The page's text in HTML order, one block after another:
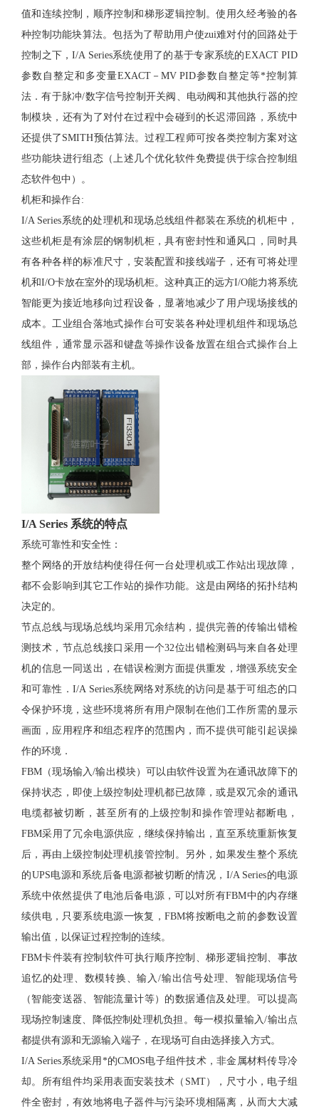
值和连续控制，顺序控制和梯形逻辑控制。使用久经考验的各
种控制功能块算法。包括为了帮助用户使zui难对付的回路处于
控制之下，I/A Series系统使用了的基于专家系统的EXACT PID
参数自整定和多变量EXACT－MV PID参数自整定等*控制算
法．有于脉冲/数字信号控制开关阀、电动阀和其他执行器的控
制模块，还有为了对付在过程中会碰到的长迟滞回路，系统中
还提供了SMITH预估算法。过程工程师可按各类控制方案对这
些功能块进行组态（上述几个优化软件免费提供于综合控制组
态软件包中）。
机柜和操作台:
I/A Series系统的处理机和现场总线组件都装在系统的机柜中，
这些机柜是有涂层的钢制机柜，具有密封性和通风口，同时具
有各种各样的标准尺寸，安装配置和接线端子，还有可将处理
机和I/O卡放在室外的现场机柜。这种真正的远方I/O能力将系统
智能更为接近地移向过程设备，显著地减少了用户现场接线的
成本。工业组合落地式操作台可安装各种处理机组件和现场总
线组件，通常显示器和键盘等操作设备放置在组合式操作台上
部，操作台内部装有主机。
I/A Series 系统的特点
系统可靠性和安全性 ：
整个网络的开放结构使得任何一台处理机或工作站出现故障，
都不会影响到其它工作站的操作功能。这是由网络的拓扑结构
决定的。
节点总线与现场总线均采用冗余结构，提供完善的传输出错检
测技术，节点总线接口采用一个32位出错检测码与来自各处理
机的信息一同送出，在错误检测方面提供重发，增强系统安全
和可靠性．I/A Series系统网络对系统的访问是基于可组态的口
令保护环境，这些环境将所有用户限制在他们工作所需的显示
画面，应用程序和组态程序的范围内，而不提供可能引起误操
作的环境．
FBM（现场输入/输出模块）可以由软件设置为在通讯故障下的
保持状态，即使上级控制处理机都已故障，或是双冗余的通讯
电缆都被切断，甚至所有的上级控制和操作管理站都断电，
FBM采用了冗余电源供应，继续保持输出，直至系统重新恢复
后，再由上级控制处理机接管控制。另外，如果发生整个系统
的UPS电源和系统后备电源都被切断的情况，I/A Series的电源
系统中依然提供了电池后备电源，可以对所有FBM中的内存继
续供电，只要系统电源一恢复，FBM将按断电之前的参数设置
输出值，以保证过程控制的连续。
FBM卡件装有控制软件可执行顺序控制、梯形逻辑控制、事故
追忆的处理、数模转换、输入/输出信号处理、智能现场信号
（智能变送器、智能流量计等）的数据通信及处理。可以提高
现场控制速度、降低控制处理机负担。每一模拟量输入/输出点
都提供有源和无源输入端子，在现场可自由选择接入方式。
I/A Series系统采用*的CMOS电子组件技术，非金属材料传导冷
却。所有组件均采用表面安装技术（SMT），尺寸小，电子组
件全密封，有效地将电子器件与污染环境相隔离，从而大大减